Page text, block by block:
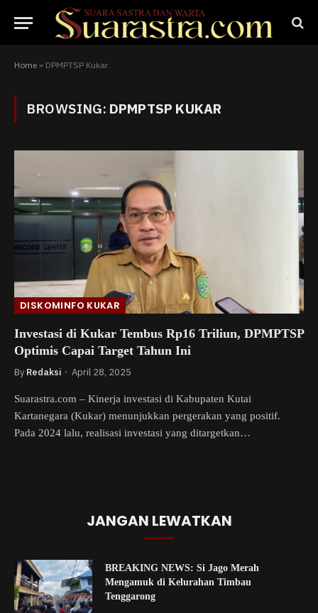
Home » DPMPTSP Kukar
BROWSING: DPMPTSP KUKAR
DISKOMINFO KUKAR
Investasi di Kukar Tembus Rp16 Triliun, DPMPTSP
Optimis Capai Target Tahun Ini
By Redaksi April 28, 2025
Suarastra.com – Kinerja investasi di Kabupaten Kutai
Kartanegara (Kukar) menunjukkan pergerakan yang positif.
Pada 2024 lalu, realisasi investasi yang ditargetkan…
JANGAN LEWATKAN
BREAKING NEWS: Si Jago Merah
Mengamuk di Kelurahan Timbau
Tenggarong